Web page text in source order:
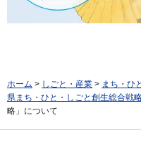
ホーム > しごと・産業 > まち・ひ
県まち・ひと・しごと創生総合戦
略」について